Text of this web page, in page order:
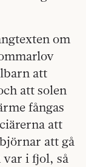
om
att
att solen
fångas
att
att gå
var i fjol, så